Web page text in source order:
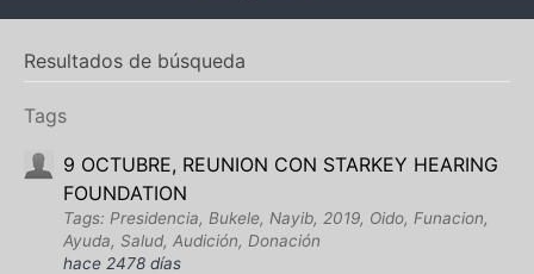
Resultados de búsqueda
Tags
9 OCTUBRE, REUNION CON STARKEY HEARING
FOUNDATION
Tags: Presidencia, Bukele, Nayib, 2019, Oido, Funacion,
Ayuda, Salud, Audición, Donación
hace 2478 días